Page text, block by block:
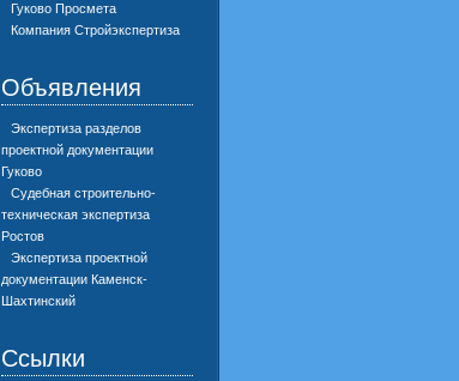
Гуково Просмета
Компания Стройэкспертиза
Объявления
Экспертиза разделов
проектной документации
Гуково
Судебная строительно-
техническая экспертиза
Ростов
Экспертиза проектной
документации Каменск-
Шахтинский
Ссылки